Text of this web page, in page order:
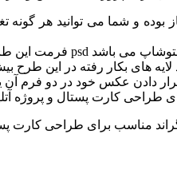
و شما می توانید هر گونه